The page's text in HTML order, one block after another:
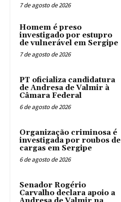
7 de agosto de 2026
Homem é preso
investigado por estupro
de vulnerável em Sergipe
7 de agosto de 2026
PT oficializa candidatura
de Andresa de Valmir à
Câmara Federal
6 de agosto de 2026
Organização criminosa é
investigada por roubos de
cargas em Sergipe
6 de agosto de 2026
Senador Rogério
Carvalho declara apoio a